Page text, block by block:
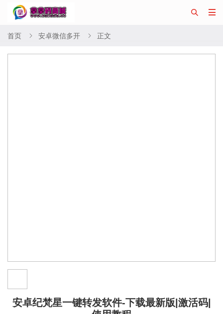


首页  安卓微信多开  正文
安卓纪梵星一键转发软件-下载最新版|激活码|